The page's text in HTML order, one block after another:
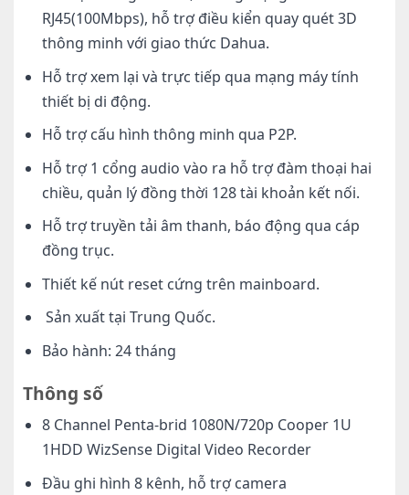
RJ45(100Mbps), hỗ trợ điều kiển quay quét 3D
thông minh với giao thức Dahua.
Hỗ trợ xem lại và trực tiếp qua mạng máy tính
thiết bị di động.
Hỗ trợ cấu hình thông minh qua P2P.
Hỗ trợ 1 cổng audio vào ra hỗ trợ đàm thoại hai
chiều, quản lý đồng thời 128 tài khoản kết nối.
Hỗ trợ truyền tải âm thanh, báo động qua cáp
đồng trục.
Thiết kế nút reset cứng trên mainboard.
Sản xuất tại Trung Quốc.
Bảo hành: 24 tháng
Thông số
8 Channel Penta-brid 1080N/720p Cooper 1U
1HDD WizSense Digital Video Recorder
Đầu ghi hình 8 kênh, hỗ trợ camera